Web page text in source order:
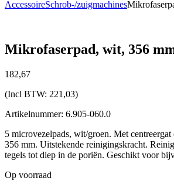
AccessoireSchrob-/zuigmachines
Mikrofaserpad, wit, 356
182,67
(Incl BTW: 221,03)
Artikelnummer: 6.905-060.0
5 microvezelpads, wit/groen. Met centreergat
356 mm. Uitstekende reinigingskracht.
tegels tot diep in de poriën. Geschikt voor
Op voorraad